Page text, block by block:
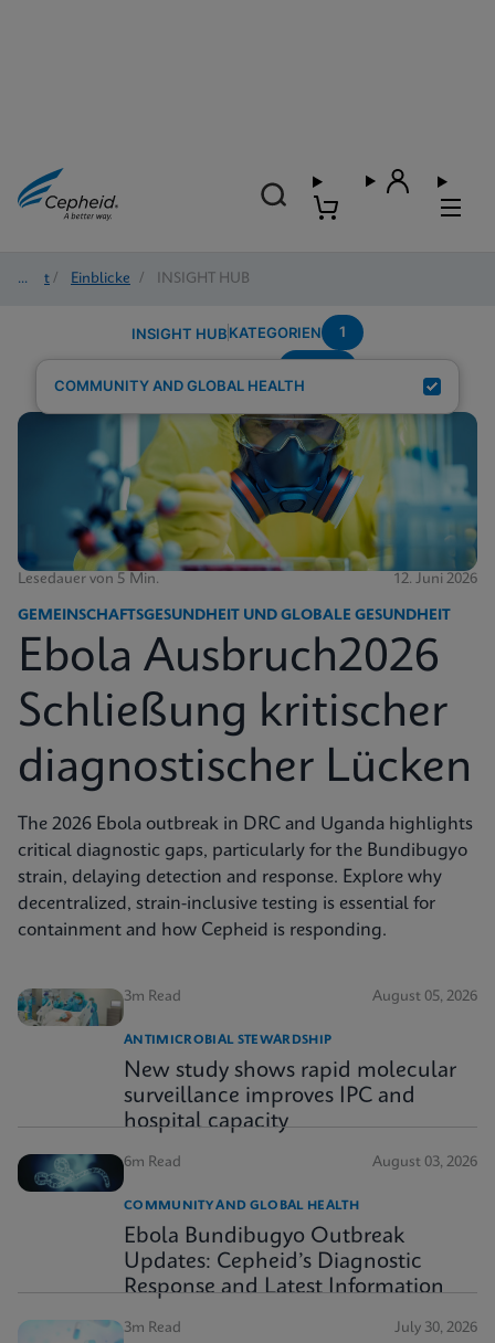
Start / Einblicke / INSIGHT HUB
INSIGHT HUBKATEGORIEN 1
COMMUNITY AND GLOBAL HEALTH
Lesedauer von 5 Min. 12. Juni 2026
GEMEINSCHAFTSGESUNDHEIT UND GLOBALE GESUNDHEIT
Ebola Ausbruch2026
Schließung kritischer
diagnostischer Lücken
The 2026 Ebola outbreak in DRC and Uganda highlights
critical diagnostic gaps, particularly for the Bundibugyo
strain, delaying detection and response. Explore why
decentralized, strain-inclusive testing is essential for
containment and how Cepheid is responding.
3m Read August 05, 2026
ANTIMICROBIAL STEWARDSHIP
New study shows rapid molecular
surveillance improves IPC and
hospital capacity
6m Read August 03, 2026
COMMUNITY AND GLOBAL HEALTH
Ebola Bundibugyo Outbreak
Updates: Cepheid’s Diagnostic
Response and Latest Information
3m Read July 30, 2026